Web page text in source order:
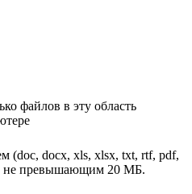
файлов в эту область
(doc, docx, xls, xlsx, txt, rtf, pdf,
не превышающим 20 МБ.